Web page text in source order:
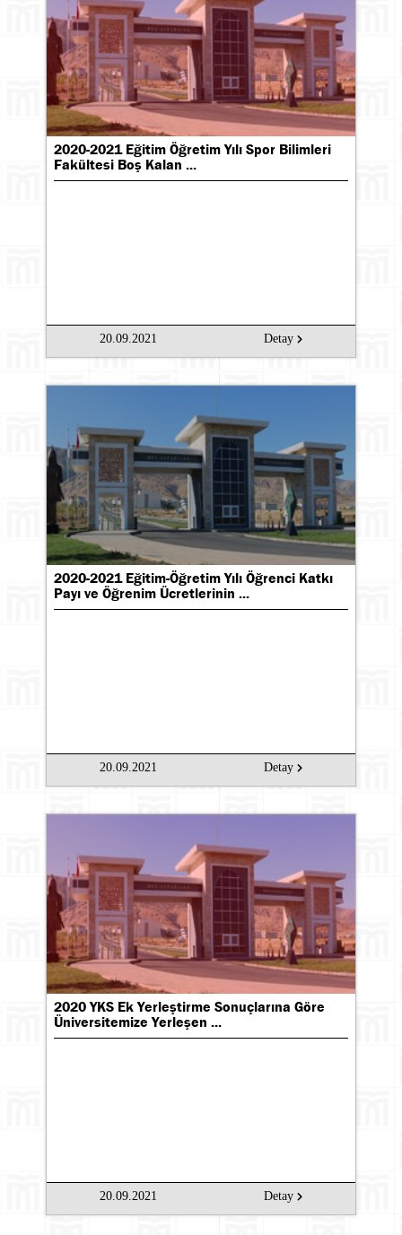
Ara
2020-2021 Eğitim Öğretim Yılı Spor Bilimleri
Fakültesi Boş Kalan ...
20.09.2021 Detay
2020-2021 Eğitim-Öğretim Yılı Öğrenci Katkı
Payı ve Öğrenim Ücretlerinin ...
20.09.2021 Detay
2020 YKS Ek Yerleştirme Sonuçlarına Göre
Üniversitemize Yerleşen ...
20.09.2021 Detay